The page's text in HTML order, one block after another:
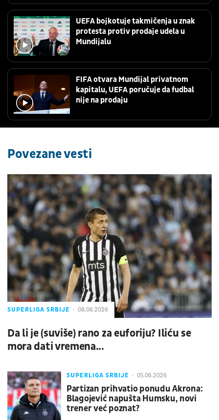
UEFA bojkotuje takmičenja u znak
protesta protiv prodaje udela u
Mundijalu
FIFA otvara Mundijal privatnom
kapitalu, UEFA poručuje da fudbal
nije na prodaju
Povezane vesti
SUPERLIGA SRBIJE 08.06.2026
Da li je (suviše) rano za euforiju? Iliću se
mora dati vremena...
SUPERLIGA SRBIJE 05.06.2026
Partizan prihvatio ponudu Akrona:
Blagojević napušta Humsku, novi
trener već poznat?